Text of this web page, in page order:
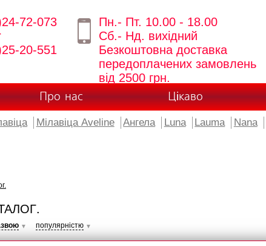
72-073
20-551
Пн.- Пт. 10.00 - 18.00
Сб.- Нд. вихідний
Безкоштовна доставка
передоплачених замовлень
від 2500 грн.
Про нас Цікаво
Мілавіца Aveline Ангела Luna Lauma Nana
▼ популярністю ▼